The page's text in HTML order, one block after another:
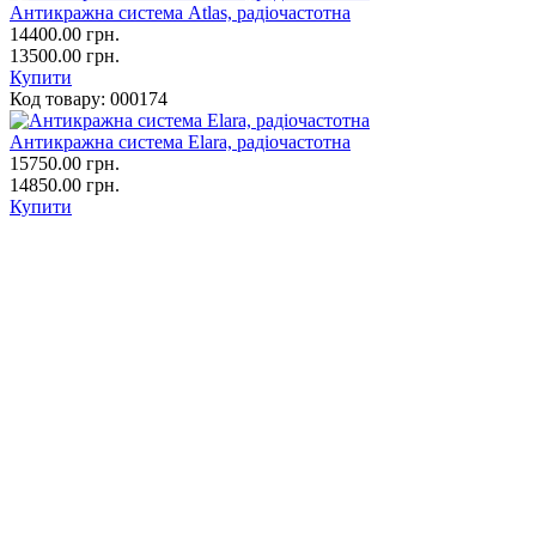
Антикражна система Atlas, радіочастотна
14400.00 грн.
13500.00 грн.
Купити
Код товару: 000174
Антикражна система Elara, радіочастотна
15750.00 грн.
14850.00 грн.
Купити